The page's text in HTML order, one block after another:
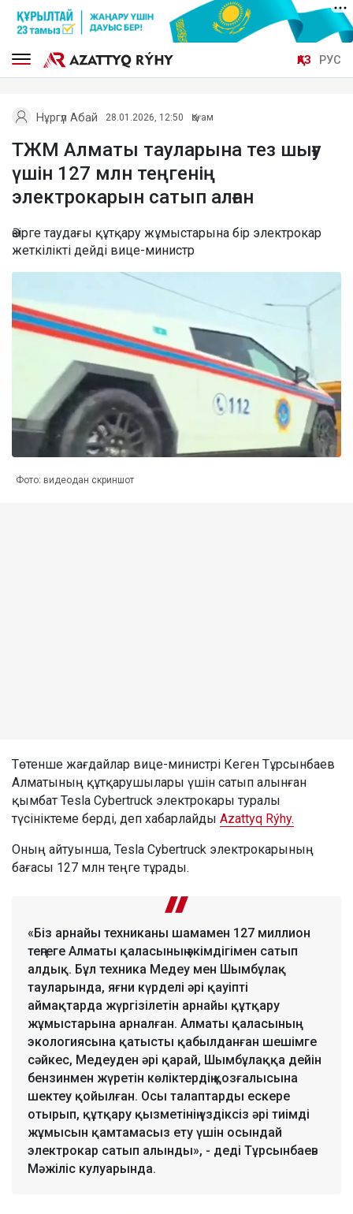
ҚАЗ РУС
Нұргүл Абай 28.01.2026, 12:50 Қоғам
ТЖМ Алматы тауларына тез шығу
үшін 127 млн теңгенің
электрокарын сатып алған
Әзірге таудағы құтқару жұмыстарына бір электрокар
жеткілікті дейді вице-министр
Фото: видеодан скриншот
Төтенше жағдайлар вице-министрі Кеген Тұрсынбаев
Алматының құтқарушылары үшін сатып алынған
қымбат Tesla Cybertruck электрокары туралы
түсініктеме берді, деп хабарлайды Azattyq Rýhy.
Оның айтуынша, Tesla Cybertruck электрокарының
бағасы 127 млн теңге тұрады.
«Біз арнайы техниканы шамамен 127 миллион
теңгеге Алматы қаласының әкімдігімен сатып
алдық. Бұл техника Медеу мен Шымбұлақ
тауларында, яғни күрделі әрі қауіпті
аймақтарда жүргізілетін арнайы құтқару
жұмыстарына арналған. Алматы қаласының
экологиясына қатысты қабылданған шешімге
сәйкес, Медеуден әрі қарай, Шымбұлаққа дейін
бензинмен жүретін көліктердің қозғалысына
шектеу қойылған. Осы талаптарды ескере
отырып, құтқару қызметінің үздіксіз әрі тиімді
жұмысын қамтамасыз ету үшін осындай
электрокар сатып алынды», - деді Тұрсынбаев
Мәжіліс кулуарында.